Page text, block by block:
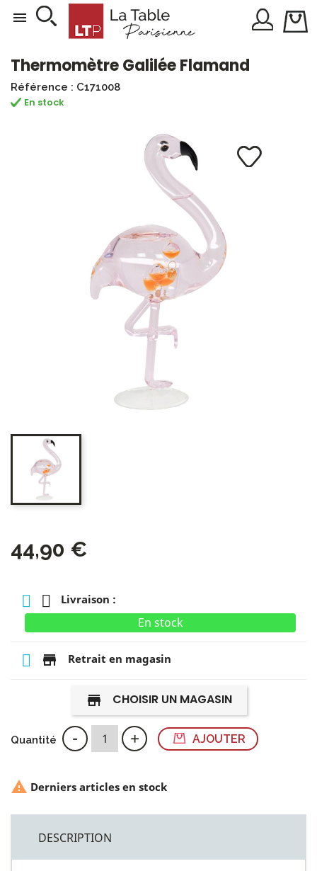

Thermomètre Galilée Flamand
Référence : C171008
En stock
44,90 €
Livraison :
En stock
store Retrait en magasin
store CHOISIR UN MAGASIN
Quantité - + AJOUTER
 Derniers articles en stock
DESCRIPTION